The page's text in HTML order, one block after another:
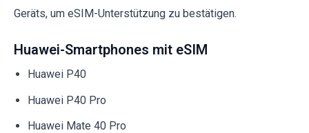
Geräts, um eSIM-Unterstützung zu bestätigen.
Huawei-Smartphones mit eSIM
Huawei P40
Huawei P40 Pro
Huawei Mate 40 Pro